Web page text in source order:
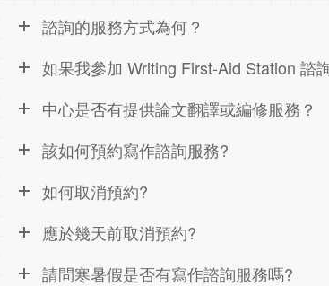
諮詢的服務方式為何？
如果我參加 Writing First-Aid Station 諮
中心是否有提供論文翻譯或編修服務？
該如何預約寫作諮詢服務?
如何取消預約?
應於幾天前取消預約?
請問寒暑假是否有寫作諮詢服務嗎?